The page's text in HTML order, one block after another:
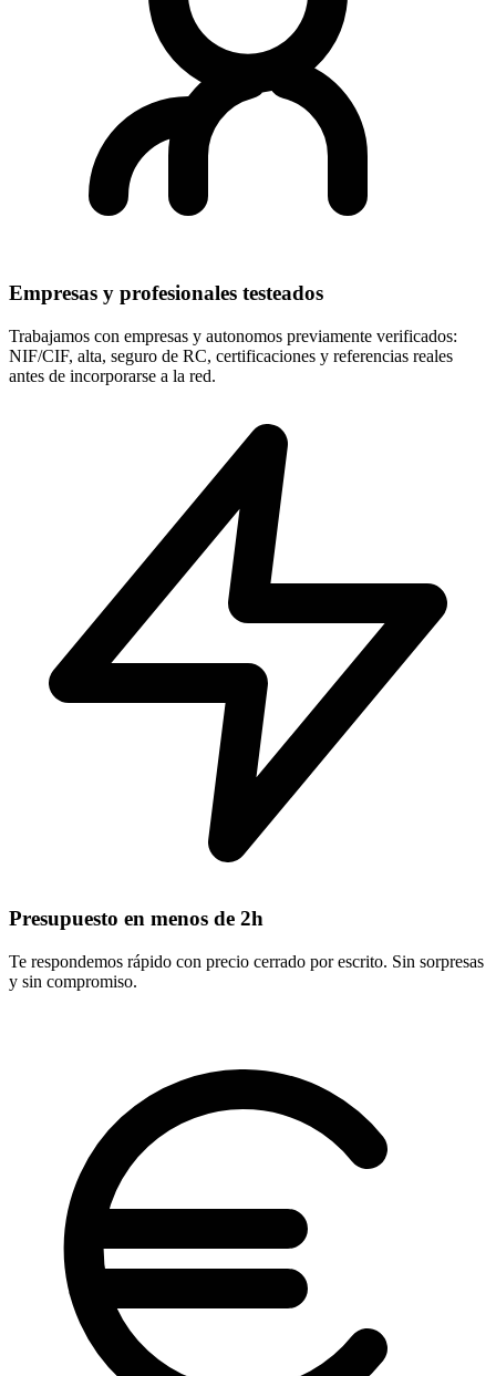
Empresas y profesionales testeados
Trabajamos con empresas y autonomos previamente verificados:
NIF/CIF, alta, seguro de RC, certificaciones y referencias reales
antes de incorporarse a la red.
Presupuesto en menos de 2h
Te respondemos rápido con precio cerrado por escrito. Sin sorpresas
y sin compromiso.